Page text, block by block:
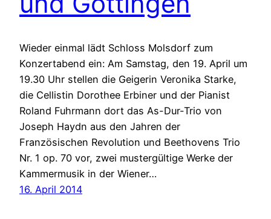
Wieder einmal lädt Schloss Molsdorf zum
Konzertabend ein: Am Samstag, den 19. April um
19.30 Uhr stellen die Geigerin Veronika Starke,
die Cellistin Dorothee Erbiner und der Pianist
Roland Fuhrmann dort das As-Dur-Trio von
Joseph Haydn aus den Jahren der
Französischen Revolution und Beethovens Trio
Nr. 1 op. 70 vor, zwei mustergültige Werke der
Kammermusik in der Wiener…
16. April 2014